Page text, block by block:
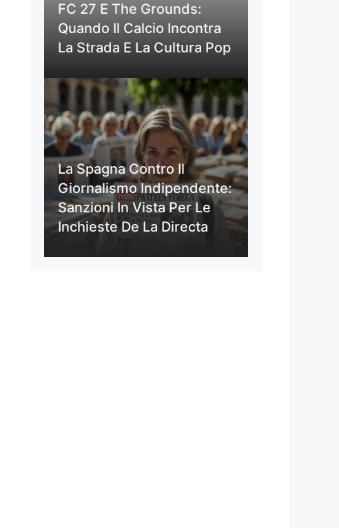
FC 27 E The Grounds:
Quando Il Calcio Incontra
La Strada E La Cultura Pop
La Spagna Contro Il
Giornalismo Indipendente:
Sanzioni In Vista Per Le
Inchieste De La Directa